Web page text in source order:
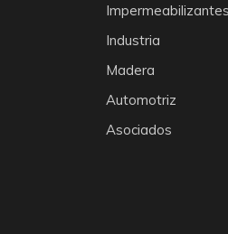
Impermeabilizantes
Industria
Madera
Automotriz
Asociados